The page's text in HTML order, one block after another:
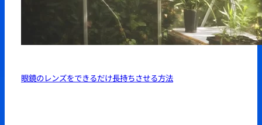
眼鏡のレンズをできるだけ長持ちさせる方法